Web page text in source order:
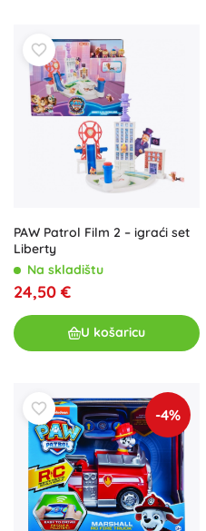
PAW Patrol Film 2 – igraći set
Liberty
Na skladištu
24,50 €
U košaricu
-4%